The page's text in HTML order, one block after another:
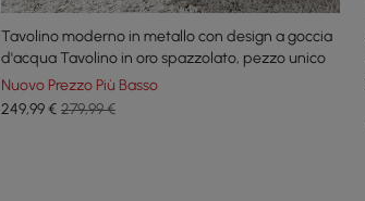
Tavolino moderno in metallo con design a goccia
d'acqua Tavolino in oro spazzolato, pezzo unico
Nuovo Prezzo Più Basso
249,99€ 279,99 €